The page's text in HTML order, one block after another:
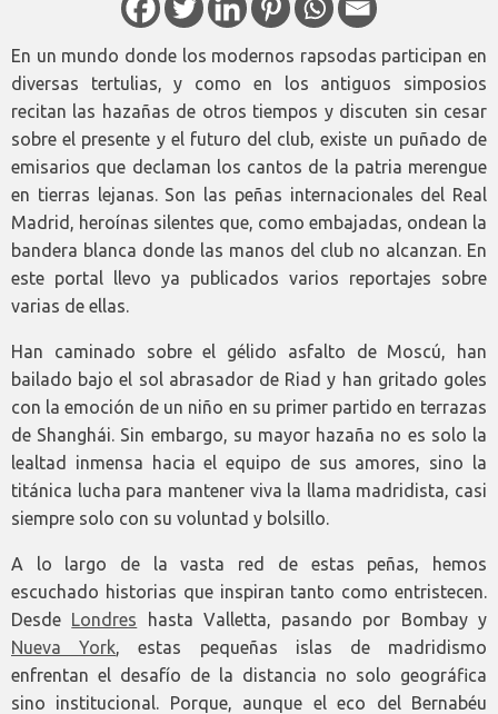
En un mundo donde los modernos rapsodas participan en
diversas tertulias, y como en los antiguos simposios
recitan las hazañas de otros tiempos y discuten sin cesar
sobre el presente y el futuro del club, existe un puñado de
emisarios que declaman los cantos de la patria merengue
en tierras lejanas. Son las peñas internacionales del Real
Madrid, heroínas silentes que, como embajadas, ondean la
bandera blanca donde las manos del club no alcanzan. En
este portal llevo ya publicados varios reportajes sobre
varias de ellas.
Han caminado sobre el gélido asfalto de Moscú, han
bailado bajo el sol abrasador de Riad y han gritado goles
con la emoción de un niño en su primer partido en terrazas
de Shanghái. Sin embargo, su mayor hazaña no es solo la
lealtad inmensa hacia el equipo de sus amores, sino la
titánica lucha para mantener viva la llama madridista, casi
siempre solo con su voluntad y bolsillo.
A lo largo de la vasta red de estas peñas, hemos
escuchado historias que inspiran tanto como entristecen.
Desde Londres hasta Valletta, pasando por Bombay y
Nueva York, estas pequeñas islas de madridismo
enfrentan el desafío de la distancia no solo geográfica
sino institucional. Porque, aunque el eco del Bernabéu